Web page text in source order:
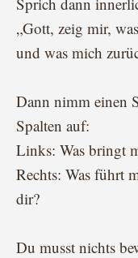
„Gott, zeig mir,
und was mich
Dann nimm einen
Spalten auf:
Links: Was bringt
Rechts: Was führt
dir?
Du musst nichts